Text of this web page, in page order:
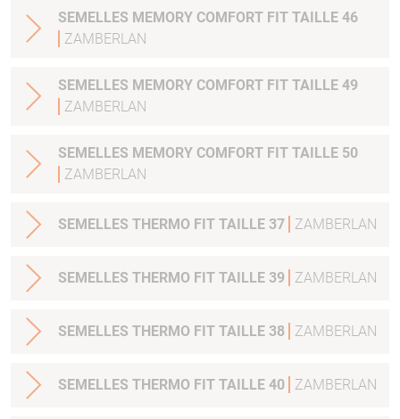
SEMELLES MEMORY COMFORT FIT TAILLE 46
ZAMBERLAN
SEMELLES MEMORY COMFORT FIT TAILLE 49
ZAMBERLAN
SEMELLES MEMORY COMFORT FIT TAILLE 50
ZAMBERLAN
SEMELLES THERMO FIT TAILLE 37 ZAMBERLAN
SEMELLES THERMO FIT TAILLE 39 ZAMBERLAN
SEMELLES THERMO FIT TAILLE 38 ZAMBERLAN
SEMELLES THERMO FIT TAILLE 40 ZAMBERLAN